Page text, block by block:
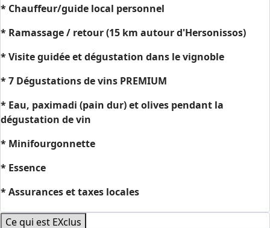
* Chauffeur/guide local personnel
* Ramassage / retour (15 km autour d'Hersonissos)
* Visite guidée et dégustation dans le vignoble
* 7 Dégustations de vins PREMIUM
* Eau, paximadi (pain dur) et olives pendant la
dégustation de vin
* Minifourgonnette
* Essence
* Assurances et taxes locales
Ce qui est EXclus